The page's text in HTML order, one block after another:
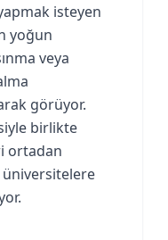
isteyen
yoğun
veya
görüyor.
birlikte
ortadan
üniversitelere